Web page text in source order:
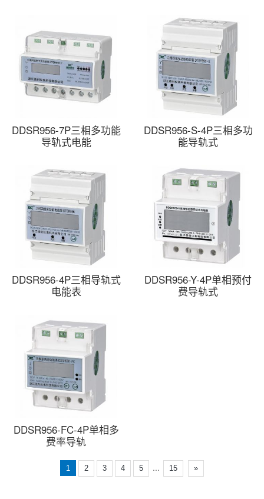
DDSR956-7P三相多功能
导轨式电能
DDSR956-S-4P三相多功
能导轨式
DDSR956-4P三相导轨式
电能表
DDSR956-Y-4P单相预付
费导轨式
DDSR956-FC-4P单相多
费率导轨
1 2 3 4 5 ... 15 »